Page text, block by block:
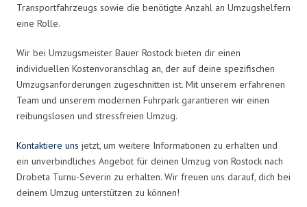
Transportfahrzeugs sowie die benötigte Anzahl an Umzugshelfern
eine Rolle.
Wir bei Umzugsmeister Bauer Rostock bieten dir einen
individuellen Kostenvoranschlag an, der auf deine spezifischen
Umzugsanforderungen zugeschnitten ist. Mit unserem erfahrenen
Team und unserem modernen Fuhrpark garantieren wir einen
reibungslosen und stressfreien Umzug.
Kontaktiere uns jetzt, um weitere Informationen zu erhalten und
ein unverbindliches Angebot für deinen Umzug von Rostock nach
Drobeta Turnu-Severin zu erhalten. Wir freuen uns darauf, dich bei
deinem Umzug unterstützen zu können!